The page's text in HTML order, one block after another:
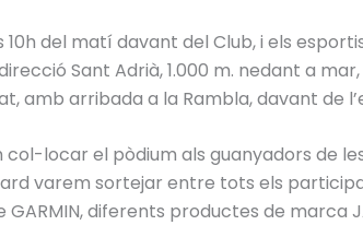
del matí davant del Club, i els
Sant Adrià, 1.000 m. nedant a
amb arribada a la Rambla, davant de
locar el pòdium als guanyadors de
varem sortejar entre tots els
diferents productes de marca